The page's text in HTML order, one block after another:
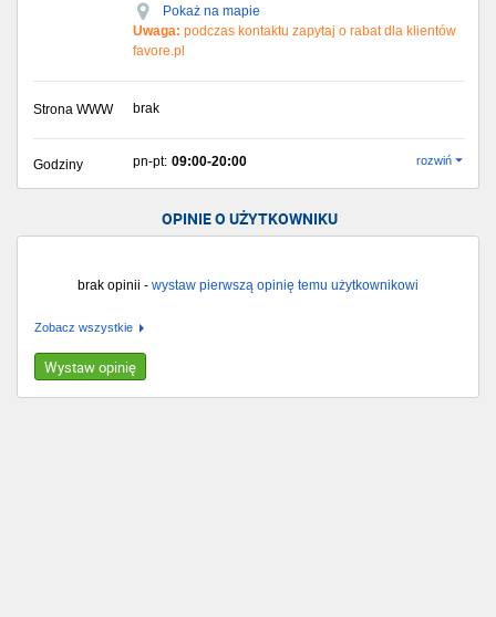
Pokaż na mapie
Uwaga: podczas kontaktu zapytaj o rabat dla klientów
favore.pl
Strona WWW brak
Godziny pn-pt: 09:00-20:00 rozwiń
OPINIE O UŻYTKOWNIKU
brak opinii - wystaw pierwszą opinię temu użytkownikowi
Zobacz wszystkie
Wystaw opinię